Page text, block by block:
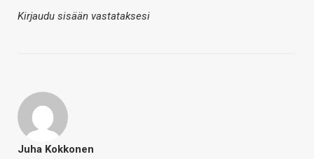
Kirjaudu sisään vastataksesi
Juha Kokkonen